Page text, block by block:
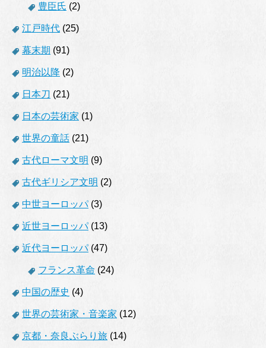
豊臣氏 (2)
江戸時代 (25)
幕末期 (91)
明治以降 (2)
日本刀 (21)
日本の芸術家 (1)
世界の童話 (21)
古代ローマ文明 (9)
古代ギリシア文明 (2)
中世ヨーロッパ(3)
近世ヨーロッパ(13)
近代ヨーロッパ(47)
フランス革命 (24)
中国の歴史 (4)
世界の芸術家・音楽家 (12)
京都・奈良ぶらり旅 (14)